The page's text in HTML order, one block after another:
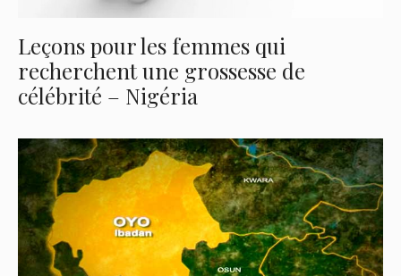
Leçons pour les femmes qui
recherchent une grossesse de
célébrité – Nigéria